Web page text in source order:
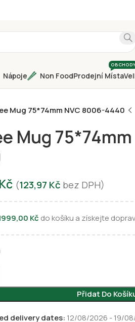
Nápoje Non FoodProdejní Místa
OBCHODY
Mug 75*74mm NVC 8006-4440
Mug
Kč (123,97 Kč bez DPH)
Kč do košíku a získejte
Přidat Do
delivery dates: 12/08/2026 - 19/